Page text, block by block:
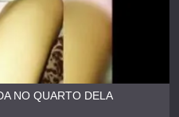
NO QUARTO DELA